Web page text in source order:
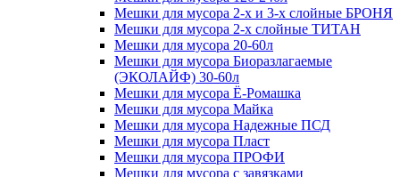
Мешки для мусора 2-х и 3-х слойные БРОНЯ
Мешки для мусора 2-х слойные ТИТАН
Мешки для мусора 20-60л
Мешки для мусора Биоразлагаемые
(ЭКОЛАЙФ) 30-60л
Мешки для мусора Ё-Ромашка
Мешки для мусора Майка
Мешки для мусора Надежные ПСД
Мешки для мусора Пласт
Мешки для мусора ПРОФИ
Мешки для мусора с завязками